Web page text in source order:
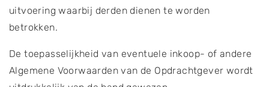
uitvoering waarbij derden dienen te worden
betrokken.
De toepasselijkheid van eventuele inkoop- of andere
Algemene Voorwaarden van de Opdrachtgever wordt